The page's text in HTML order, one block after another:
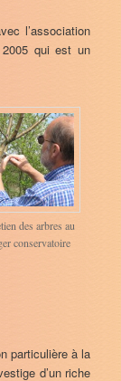
l’association
qui est un
des arbres au
conservatoire
particulière à la
d’un riche